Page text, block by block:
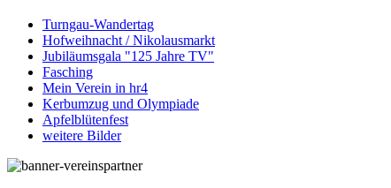
Turngau-Wandertag
Hofweihnacht / Nikolausmarkt
Jubiläumsgala "125 Jahre TV"
Fasching
Mein Verein in hr4
Kerbumzug und Olympiade
Apfelblütenfest
weitere Bilder